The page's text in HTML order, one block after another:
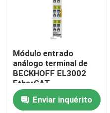
Módulo entrado
análogo terminal de
BECKHOFF EL3002
EtherCAT
Enviar inquérito